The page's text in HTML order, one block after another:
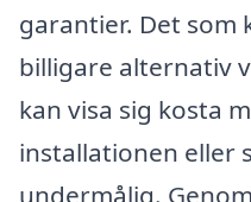
garantier. Det som
billigare alternativ
kan visa sig kosta
installationen eller
undermålig.